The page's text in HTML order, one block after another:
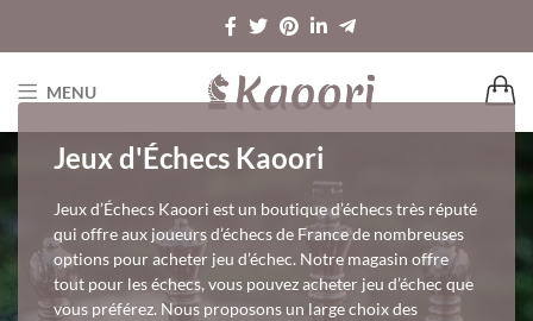
MENU
Jeux d'Échecs Kaoori
Jeux d’Échecs Kaoori est un boutique d’échecs très réputé
qui offre aux joueurs d’échecs de France de nombreuses
options pour acheter jeu d’échec. Notre magasin offre
tout pour les échecs, vous pouvez acheter jeu d’échec que
vous préférez. Nous proposons un large choix des